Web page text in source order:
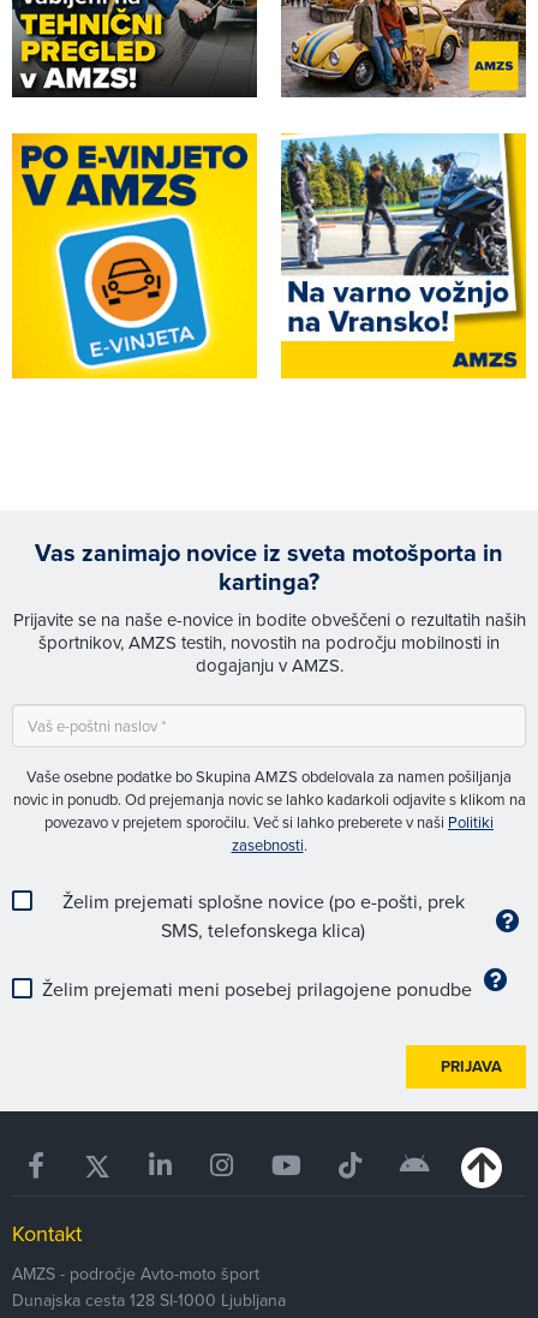
Vas zanimajo novice iz sveta motošporta in
kartinga?
Prijavite se na naše e-novice in bodite obveščeni o rezultatih naših
športnikov, AMZS testih, novostih na področju mobilnosti in
dogajanju v AMZS.
Vaše osebne podatke bo Skupina AMZS obdelovala za namen pošiljanja
novic in ponudb. Od prejemanja novic se lahko kadarkoli odjavite s klikom na
povezavo v prejetem sporočilu. Več si lahko preberete v naši Politiki
zasebnosti.
Želim prejemati splošne novice (po e-pošti, prek
SMS, telefonskega klica)
Želim prejemati meni posebej prilagojene ponudbe
PRIJAVA
Kontakt
AMZS - področje Avto-moto šport
Dunajska cesta 128 SI-1000 Ljubljana